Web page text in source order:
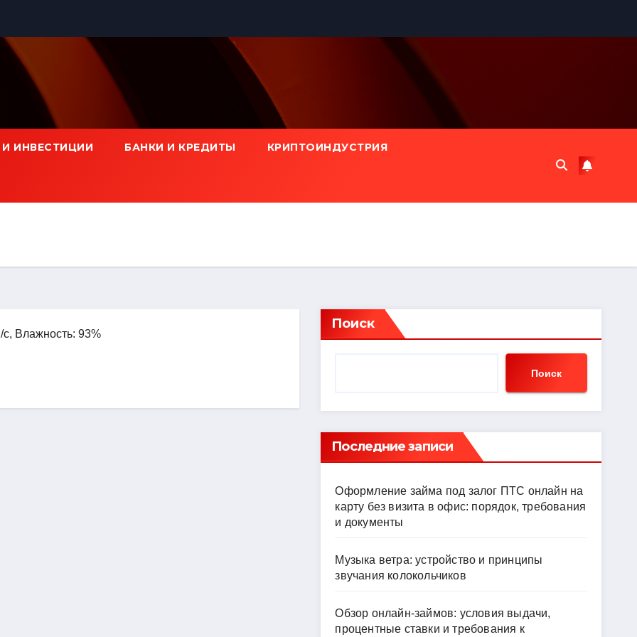
И ИНВЕСТИЦИИ БАНКИ И КРЕДИТЫ КРИПТОИНДУСТРИЯ
Влажность: 93%
Поиск
Поиск
Последние записи
Оформление займа под залог ПТС онлайн на
карту без визита в офис: порядок, требования
и документы
Музыка ветра: устройство и принципы
звучания колокольчиков
Обзор онлайн-займов: условия выдачи,
процентные ставки и требования к